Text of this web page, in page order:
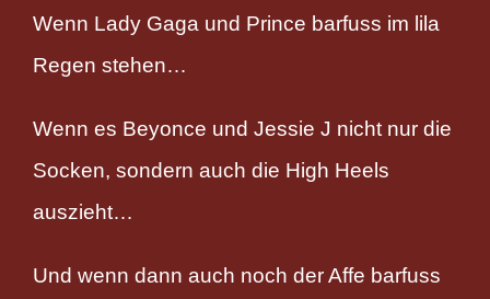
Wenn Lady Gaga und Prince barfuss im lila
Regen stehen…
Wenn es Beyonce und Jessie J nicht nur die
Socken, sondern auch die High Heels
auszieht…
Und wenn dann auch noch der Affe barfuss